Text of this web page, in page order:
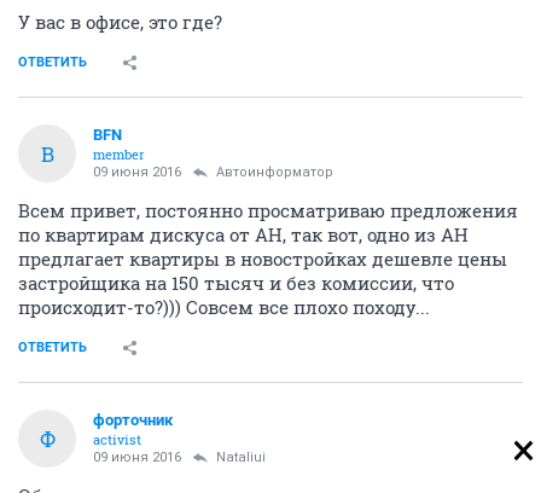
У вас в офисе, это где?
ОТВЕТИТЬ
B
BFN
member
09 июня 2016 Автоинформатор
Всем привет, постоянно просматриваю предложения
по квартирам дискуса от АН, так вот, одно из АН
предлагает квартиры в новостройках дешевле цены
застройщика на 150 тысяч и без комиссии, что
происходит-то?))) Совсем все плохо походу...
ОТВЕТИТЬ
Ф
форточник
activist
09 июня 2016 Nataliui